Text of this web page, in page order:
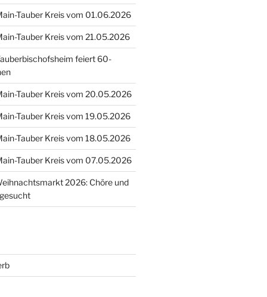
Tauber Kreis vom 01.06.2026
Tauber Kreis vom 21.05.2026
feiert 60-
Tauber Kreis vom 20.05.2026
Tauber Kreis vom 19.05.2026
Tauber Kreis vom 18.05.2026
Tauber Kreis vom 07.05.2026
2026: Chöre und